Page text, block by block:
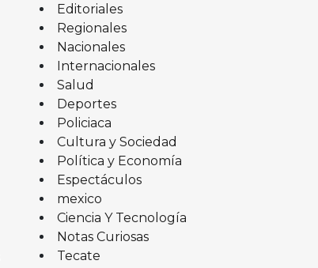
Editoriales
Regionales
Nacionales
Internacionales
Salud
Deportes
Policiaca
Cultura y Sociedad
Política y Economía
Espectáculos
mexico
Ciencia Y Tecnología
Notas Curiosas
Tecate